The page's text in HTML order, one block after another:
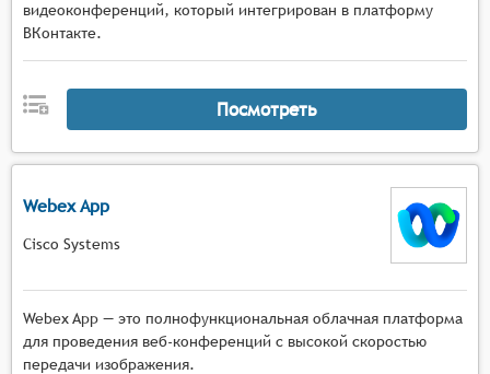
видеоконференций, который интегрирован в платформу
ВКонтакте.
Посмотреть
Webex App
Cisco Systems
Webex App — это полнофункциональная облачная платформа
для проведения веб-конференций с высокой скоростью
передачи изображения.